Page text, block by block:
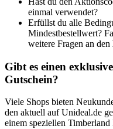
einmal verwendet?
Erfüllst du alle
Mindestbestellwert?
weitere Fragen an den
Gibt es einen
Gutschein?
Viele Shops bieten
den aktuell auf Unideal.de
einem speziellen